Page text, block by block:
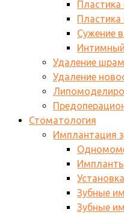
Пластика
Сужение
Удаление
Удаление
Стоматология
Имплантация
Зубные
Зубные